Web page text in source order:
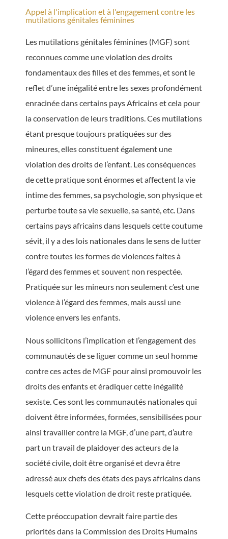
Appel à l'implication et à l'engagement contre les
mutilations génitales féminines
Les mutilations génitales féminines (MGF) sont
reconnues comme une violation des droits
fondamentaux des filles et des femmes, et sont le
reflet d’une inégalité entre les sexes profondément
enracinée dans certains pays Africains et cela pour
la conservation de leurs traditions. Ces mutilations
étant presque toujours pratiquées sur des
mineures, elles constituent également une
violation des droits de l’enfant. Les conséquences
de cette pratique sont énormes et affectent la vie
intime des femmes, sa psychologie, son physique et
perturbe toute sa vie sexuelle, sa santé, etc. Dans
certains pays africains dans lesquels cette coutume
sévit, il y a des lois nationales dans le sens de lutter
contre toutes les formes de violences faites à
l’égard des femmes et souvent non respectée.
Pratiquée sur les mineurs non seulement c’est une
violence à l’égard des femmes, mais aussi une
violence envers les enfants.
Nous sollicitons l’implication et l’engagement des
communautés de se liguer comme un seul homme
contre ces actes de MGF pour ainsi promouvoir les
droits des enfants et éradiquer cette inégalité
sexiste. Ces sont les communautés nationales qui
doivent être informées, formées, sensibilisées pour
ainsi travailler contre la MGF, d’une part, d’autre
part un travail de plaidoyer des acteurs de la
société civile, doit être organisé et devra être
adressé aux chefs des états des pays africains dans
lesquels cette violation de droit reste pratiquée.
Cette préoccupation devrait faire partie des
priorités dans la Commission des Droits Humains